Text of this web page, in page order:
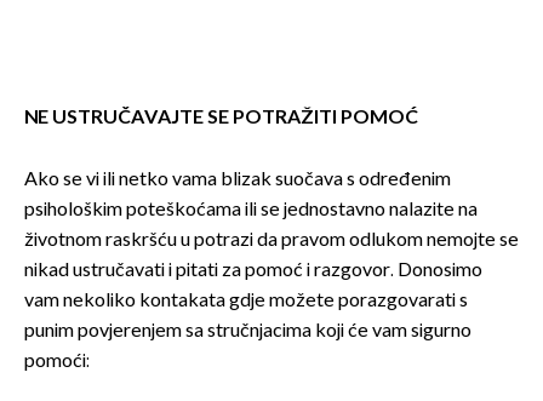
NE USTRUČAVAJTE SE POTRAŽITI POMOĆ
Ako se vi ili netko vama blizak suočava s određenim
psihološkim poteškoćama ili se jednostavno nalazite na
životnom raskršću u potrazi da pravom odlukom nemojte se
nikad ustručavati i pitati za pomoć i razgovor. Donosimo
vam nekoliko kontakata gdje možete porazgovarati s
punim povjerenjem sa stručnjacima koji će vam sigurno
pomoći: